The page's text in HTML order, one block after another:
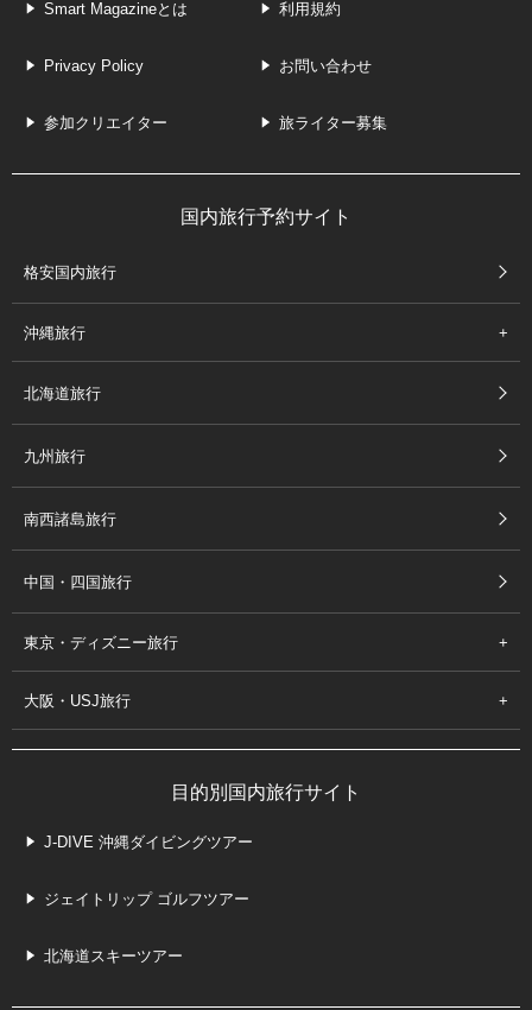
Smart Magazineとは 利用規約
Privacy Policy お問い合わせ
参加クリエイター 旅ライター募集
国内旅行予約サイト
格安国内旅行
沖縄旅行
北海道旅行
九州旅行
南西諸島旅行
中国・四国旅行
東京・ディズニー旅行
大阪・USJ旅行
目的別国内旅行サイト
J-DIVE 沖縄ダイビングツアー
ジェイトリップ ゴルフツアー
北海道スキーツアー